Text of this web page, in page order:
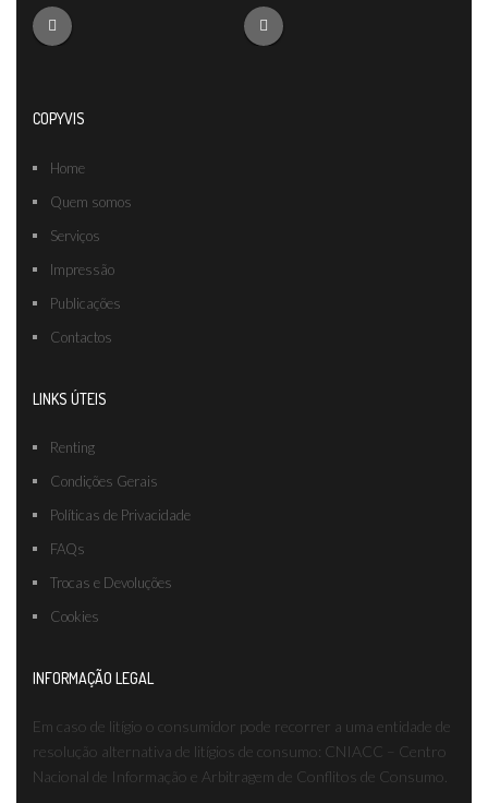
COPYVIS
Home
Quem somos
Serviços
Impressão
Publicações
Contactos
LINKS ÚTEIS
Renting
Condições Gerais
Políticas de Privacidade
FAQs
Trocas e Devoluções
Cookies
INFORMAÇÃO LEGAL
Em caso de litígio o consumidor pode recorrer a uma entidade de
resolução alternativa de litígios de consumo: CNIACC – Centro
Nacional de Informação e Arbitragem de Conflitos de Consumo.